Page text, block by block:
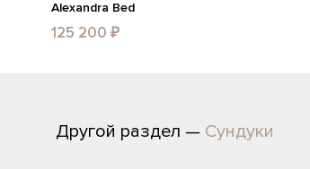
Alexandra Bed
125 200 ₽
Другой раздел — Сундуки